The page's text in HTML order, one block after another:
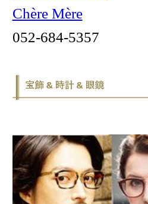
男のエステ ダンディハウ
DANDY HOUSE
052-218-2091